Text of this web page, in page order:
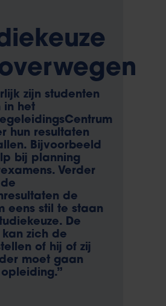
zijn studenten
in het
hun resultaten
Bijvoorbeeld
bij planning
Verder
de
eens stil te staan
De
kan zich de
of hij of zij
moet gaan